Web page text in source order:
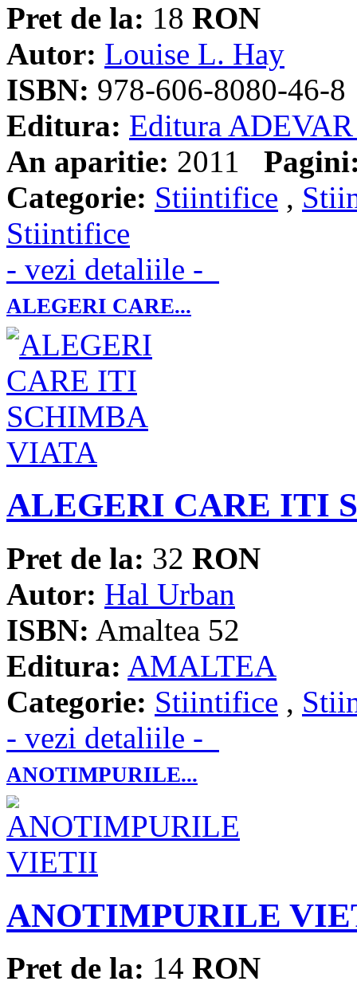
Pret de la: 18 RON
Autor: Louise L. Hay
ISBN: 978-606-8080-46-8
Editura: Editura
An aparitie: 2011
Categorie: Stiintifice ,
Stiintifice
- vezi detaliile -
ALEGERI CARE...
ALEGERI CARE ITI
Pret de la: 32 RON
Autor: Hal Urban
ISBN: Amaltea 52
Editura: AMALTEA
Categorie: Stiintifice ,
- vezi detaliile -
ANOTIMPURILE...
ANOTIMPURILE
Pret de la: 14 RON